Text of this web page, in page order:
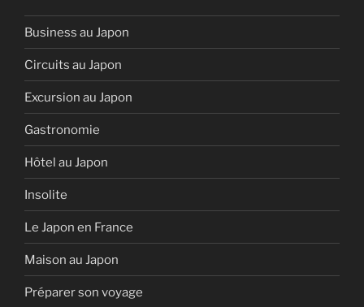
Business au Japon
Circuits au Japon
Excursion au Japon
Gastronomie
Hôtel au Japon
Insolite
Le Japon en France
Maison au Japon
Préparer son voyage